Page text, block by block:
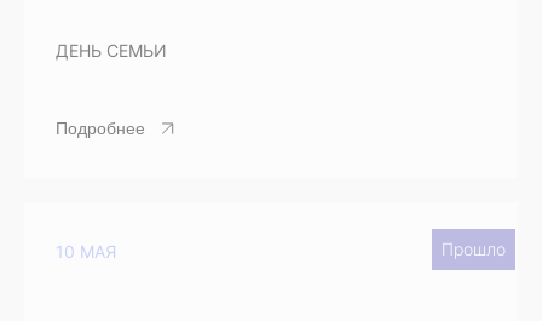
ДЕНЬ СЕМЬИ
Подробнее
Прошло
10 МАЯ